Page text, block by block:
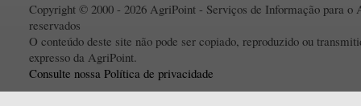
Copyright © 2000 - 2026 AgriPoint - Serviços de Informação para o
reservados
O conteúdo deste site não pode ser copiado, reproduzido ou
expresso da AgriPoint.
Consulte nossa Política de privacidade